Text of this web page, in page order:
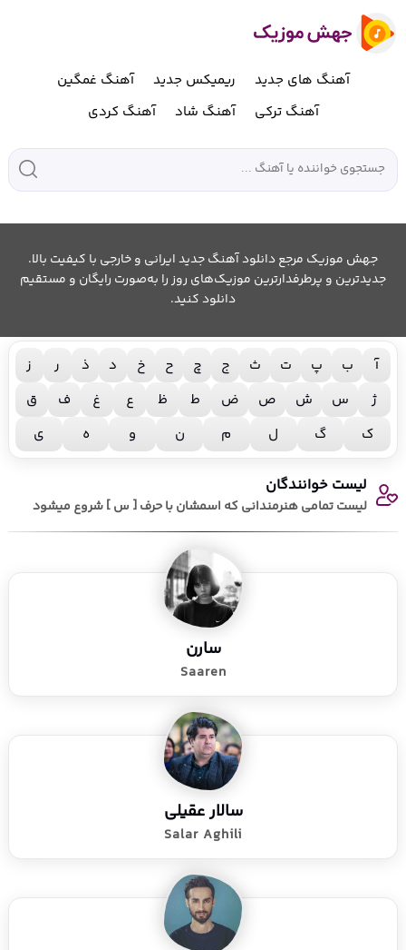
آهنگ های جدید ریمیکس جدید
آهنگ غمگین
آهنگ ترکی
آهنگ شاد آهنگ کردی
جهش موزیک مرجع دانلود آهنگ جدید ایرانی و خارجی با کیفیت بالا.
جدیدترین و پرطرفدارترین موزیک‌های روز را به‌صورت رایگان و مستقیم
دانلود کنید.
آ ب پ ت ث ج چ ح خ د ذ ر
ز
ژ
س ش ص ض ط ظ ع غ ف
ق
ک
گ ل م ن و ه ی
لیست خوانندگان
لیست تمامی هنرمندانی که اسمشان با حرف [ س ] شروع میشود
سارن
Saaren
سالار عقیلی
Salar Aghili